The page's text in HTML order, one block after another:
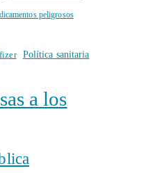
peligrosos
Política sanitaria
a los